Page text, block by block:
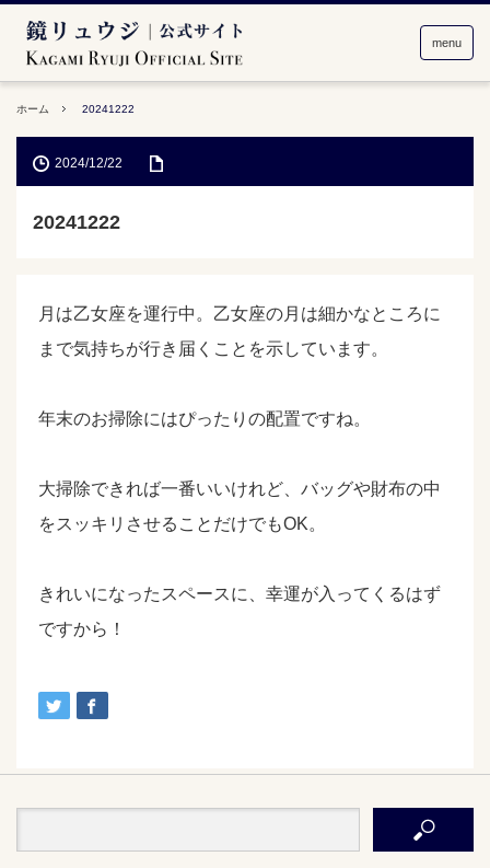
menu
ホーム 20241222
2024/12/22
20241222
月は乙女座を運行中。乙女座の月は細かなところに
まで気持ちが行き届くことを示しています。
年末のお掃除にはぴったりの配置ですね。
大掃除できれば一番いいけれど、バッグや財布の中
をスッキリさせることだけでもOK。
きれいになったスペースに、幸運が入ってくるはず
ですから！